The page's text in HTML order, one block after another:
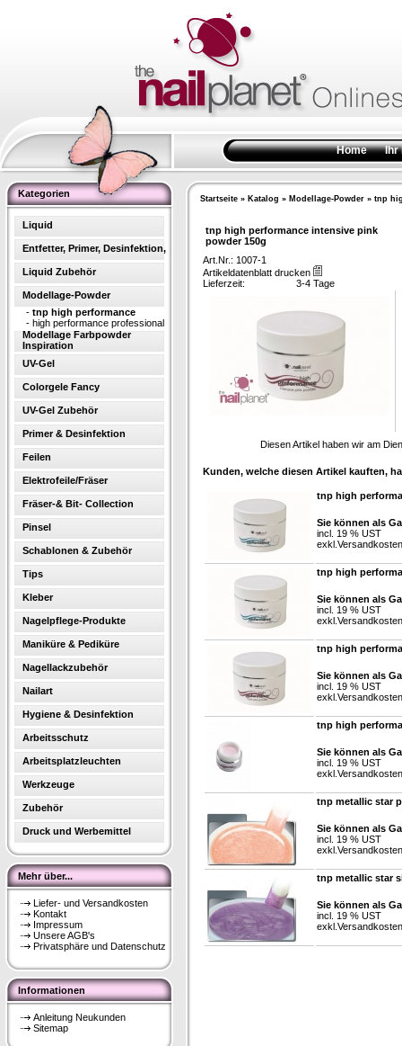
Home Ihr
Kategorien
Liquid
Entfetter, Primer, Desinfektion,
Liquid Zubehör
Modellage-Powder
- tnp high performance
- high performance professional
Modellage Farbpowder
Inspiration
UV-Gel
Colorgele Fancy
UV-Gel Zubehör
Primer & Desinfektion
Feilen
Elektrofeile/Fräser
Fräser-& Bit- Collection
Pinsel
Schablonen & Zubehör
Tips
Kleber
Nagelpflege-Produkte
Maniküre & Pediküre
Nagellackzubehör
Nailart
Hygiene & Desinfektion
Arbeitsschutz
Arbeitsplatzleuchten
Werkzeuge
Zubehör
Druck und Werbemittel
Mehr über...
Liefer- und Versandkosten
Kontakt
Impressum
Unsere AGB's
Privatsphäre und Datenschutz
Informationen
Anleitung Neukunden
Sitemap
Startseite » Katalog » Modellage-Powder » tnp
tnp high performance intensive pink
powder 150g
Art.Nr.: 1007-1
Artikeldatenblatt drucken
Lieferzeit:
3-4 Tage
Diesen Artikel haben wir am
Kunden, welche diesen Artikel kauften,
tnp high
Sie können als
incl. 19 % UST
exkl. Versandkosten
tnp high
Sie können als
incl. 19 % UST
exkl. Versandkosten
tnp high
Sie können als
incl. 19 % UST
exkl. Versandkosten
tnp high
Sie können als
incl. 19 % UST
exkl. Versandkosten
tnp metallic star
Sie können als
incl. 19 % UST
exkl. Versandkosten
tnp metallic star
Sie können als
incl. 19 % UST
exkl. Versandkosten